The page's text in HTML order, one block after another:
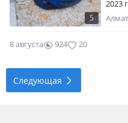
5
2023
8 августа 924 20
Следующая